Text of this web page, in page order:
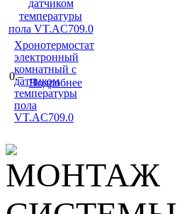
Хронотермостат
электронный
комнатный с
датчиком
температуры
пола
VT.AC709.0
0.–
Подробнее
МОНТАЖ